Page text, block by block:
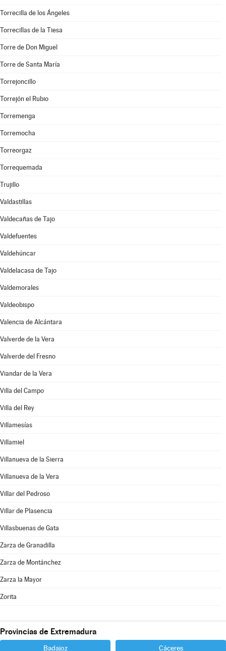
Torrecilla de los Ángeles
Torrecillas de la Tiesa
Torre de Don Miguel
Torre de Santa María
Torrejoncillo
Torrejón el Rubio
Torremenga
Torremocha
Torreorgaz
Torrequemada
Trujillo
Valdastillas
Valdecañas de Tajo
Valdefuentes
Valdehúncar
Valdelacasa de Tajo
Valdemorales
Valdeobispo
Valencia de Alcántara
Valverde de la Vera
Valverde del Fresno
Viandar de la Vera
Villa del Campo
Villa del Rey
Villamesías
Villamiel
Villanueva de la Sierra
Villanueva de la Vera
Villar del Pedroso
Villar de Plasencia
Villasbuenas de Gata
Zarza de Granadilla
Zarza de Montánchez
Zarza la Mayor
Zorita
Provincias de Extremadura
Badajoz Cáceres